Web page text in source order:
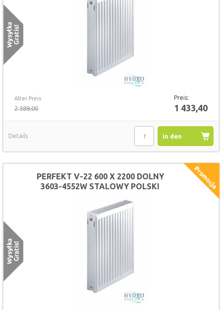
Alter Preis
2 389,00
Preis:
1 433,40
in den
Details
PERFEKT V-22 600 X 2200 DOLNY
3603-4552W STALOWY POLSKI